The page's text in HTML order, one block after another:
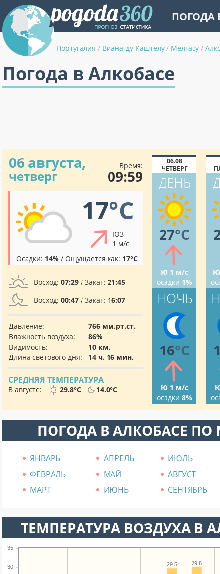
ПОГОДА
Португалия / Виана-ду-Каштелу / Мелгасу /
Погода в Алкобасе
06 августа,
четверг
Время:
09:59
17°C
ЮЗ
1 м/с
Осадки: 14% / Ощущается как: 17°C
Восход: 07:29 / Закат: 21:45
Восход: 00:47 / Закат: 16:07
Давление:
766 мм.рт.ст.
Влажность воздуха:
86%
Видимость:
10 км.
Длина светового дня:
14 ч. 16 мин.
СРЕДНЯЯ ТЕМПЕРАТУРА
В августе: 29.8°C 14.0°C
06.08
ЧЕТВЕРГ
ДЕНЬ
27°C
Ю 1 м/с
осадки 1%
НОЧЬ
16°C
Ю 1 м/с
осадки 8%
ПОГОДА В АЛКОБАСЕ
ЯНВАРЬ АПРЕЛЬ
ИЮЛЬ
ФЕВРАЛЬ
МАЙ
АВГУСТ
МАРТ
ИЮНЬ СЕНТЯБРЬ
ТЕМПЕРАТУРА ВОЗДУХА В
30
35
29.8
29.5